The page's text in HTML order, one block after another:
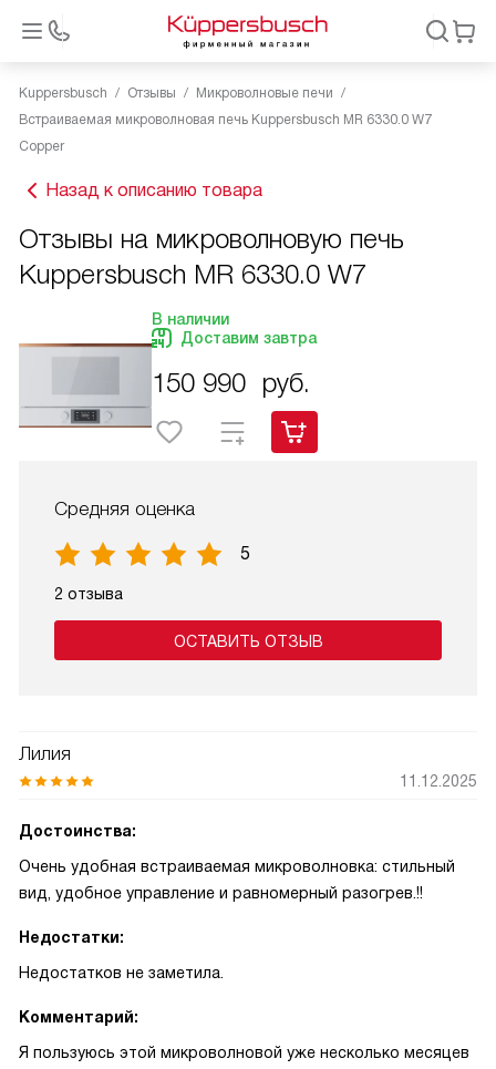
Kuppersbusch Отзывы
Микроволновые печи
Встраиваемая микроволновая печь Kuppersbusch MR 6330.0 W7
Copper
Назад к описанию товара
Отзывы на микроволновую печь
Kuppersbusch MR 6330.0 W7
В наличии
Доставим завтра
150 990 руб.
Средняя оценка
5
2 отзыва
ОСТАВИТЬ ОТЗЫВ
Лилия
11.12.2025
Достоинства:
Очень удобная встраиваемая микроволновка: стильный
вид, удобное управление и равномерный разогрев.!!
Недостатки:
Недостатков не заметила.
Комментарий:
Я пользуюсь этой микроволновой уже несколько месяцев